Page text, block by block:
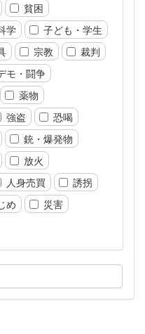
貧困
学
子ども・学生
宗教
裁判
モ・闘争
薬物
強盗
恐喝
銃・爆発物
放火
人身売買
誘拐
め 災害